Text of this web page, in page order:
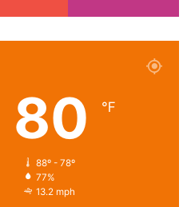
80 ℉
88º - 78º
77%
13.2 mph